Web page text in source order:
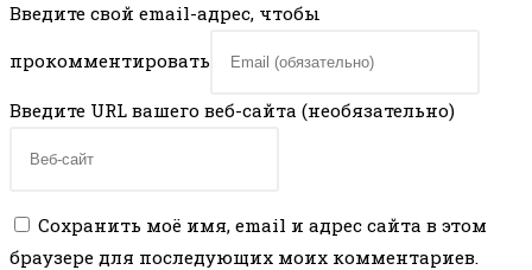
Введите свой email-адрес, чтобы
прокомментировать
Введите URL вашего веб-сайта (необязательно)
Сохранить моё имя, email и адрес сайта в этом
браузере для последующих моих комментариев.